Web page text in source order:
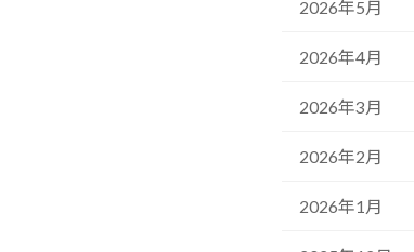
2026年5月
2026年4月
2026年3月
2026年2月
2026年1月